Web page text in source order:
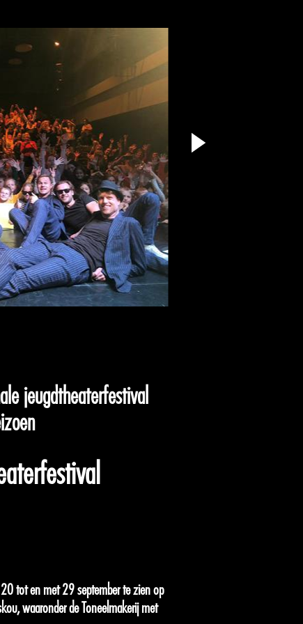
jeugdtheaterfestival
20 tot en met 29 september te zien op
waaronder de Toneelmakerij met